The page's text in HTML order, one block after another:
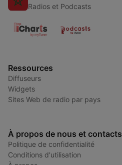
Radios et Podcasts
Ressources
Diffuseurs
Widgets
Sites Web de radio par pays
À propos de nous et contacts
Politique de confidentialité
Conditions d'utilisation